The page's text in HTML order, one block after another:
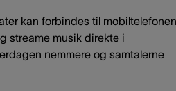
kan forbindes til
streame musik direkte i
nemmere og samtalerne